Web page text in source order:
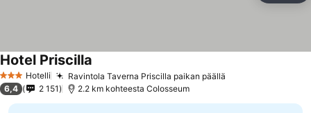
3 Tähtiluokitus
Hotelli Ravintola Taverna Priscilla paikan päällä
Hotel Priscilla
6,4 2 151 2.2 km kohteesta Colosseum